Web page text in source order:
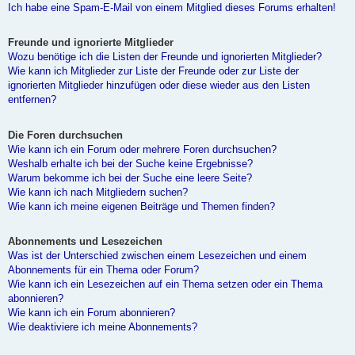
Ich habe eine Spam-E-Mail von einem Mitglied dieses Forums erhalten!
Freunde und ignorierte Mitglieder
Wozu benötige ich die Listen der Freunde und ignorierten Mitglieder?
Wie kann ich Mitglieder zur Liste der Freunde oder zur Liste der
ignorierten Mitglieder hinzufügen oder diese wieder aus den Listen
entfernen?
Die Foren durchsuchen
Wie kann ich ein Forum oder mehrere Foren durchsuchen?
Weshalb erhalte ich bei der Suche keine Ergebnisse?
Warum bekomme ich bei der Suche eine leere Seite?
Wie kann ich nach Mitgliedern suchen?
Wie kann ich meine eigenen Beiträge und Themen finden?
Abonnements und Lesezeichen
Was ist der Unterschied zwischen einem Lesezeichen und einem
Abonnements für ein Thema oder Forum?
Wie kann ich ein Lesezeichen auf ein Thema setzen oder ein Thema
abonnieren?
Wie kann ich ein Forum abonnieren?
Wie deaktiviere ich meine Abonnements?